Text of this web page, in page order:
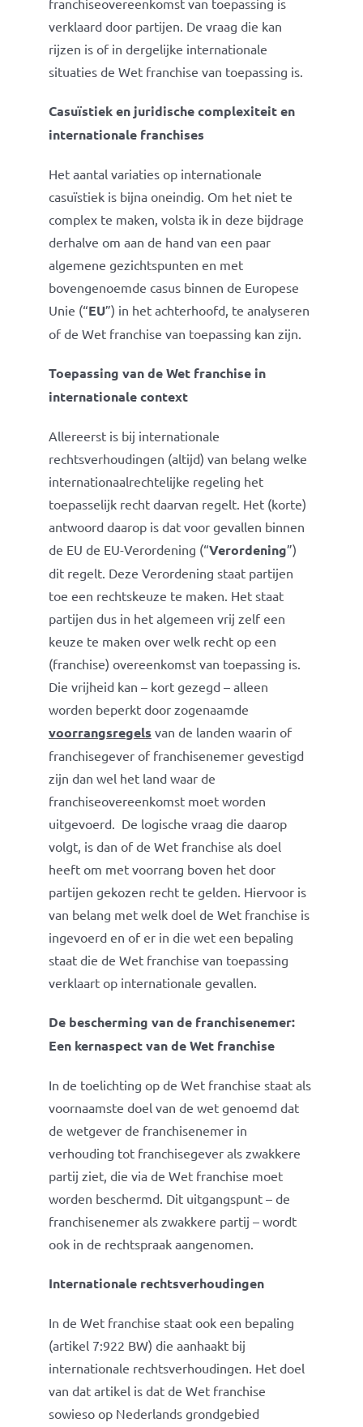
franchiseovereenkomst van toepassing is
verklaard door partijen. De vraag die kan
rijzen is of in dergelijke internationale
situaties de Wet franchise van toepassing is.
Casuïstiek en juridische complexiteit en
internationale franchises
Het aantal variaties op internationale
casuïstiek is bijna oneindig. Om het niet te
complex te maken, volsta ik in deze bijdrage
derhalve om aan de hand van een paar
algemene gezichtspunten en met
bovengenoemde casus binnen de Europese
Unie (“EU”) in het achterhoofd, te analyseren
of de Wet franchise van toepassing kan zijn.
Toepassing van de Wet franchise in
internationale context
Allereerst is bij internationale
rechtsverhoudingen (altijd) van belang welke
internationaalrechtelijke regeling het
toepasselijk recht daarvan regelt. Het (korte)
antwoord daarop is dat voor gevallen binnen
de EU de EU-Verordening (“Verordening”)
dit regelt. Deze Verordening staat partijen
toe een rechtskeuze te maken. Het staat
partijen dus in het algemeen vrij zelf een
keuze te maken over welk recht op een
(franchise) overeenkomst van toepassing is.
Die vrijheid kan – kort gezegd – alleen
worden beperkt door zogenaamde
voorrangsregels van de landen waarin of
franchisegever of franchisenemer gevestigd
zijn dan wel het land waar de
franchiseovereenkomst moet worden
uitgevoerd. De logische vraag die daarop
volgt, is dan of de Wet franchise als doel
heeft om met voorrang boven het door
partijen gekozen recht te gelden. Hiervoor is
van belang met welk doel de Wet franchise is
ingevoerd en of er in die wet een bepaling
staat die de Wet franchise van toepassing
verklaart op internationale gevallen.
De bescherming van de franchisenemer:
Een kernaspect van de Wet franchise
In de toelichting op de Wet franchise staat als
voornaamste doel van de wet genoemd dat
de wetgever de franchisenemer in
verhouding tot franchisegever als zwakkere
partij ziet, die via de Wet franchise moet
worden beschermd. Dit uitgangspunt – de
franchisenemer als zwakkere partij – wordt
ook in de rechtspraak aangenomen.
Internationale rechtsverhoudingen
In de Wet franchise staat ook een bepaling
(artikel 7:922 BW) die aanhaakt bij
internationale rechtsverhoudingen. Het doel
van dat artikel is dat de Wet franchise
sowieso op Nederlands grondgebied